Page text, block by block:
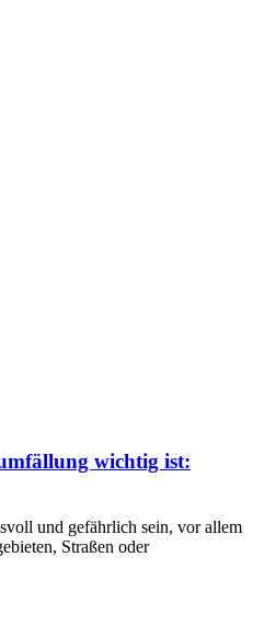
wichtig ist:
und gefährlich sein, vor allem
Straßen oder